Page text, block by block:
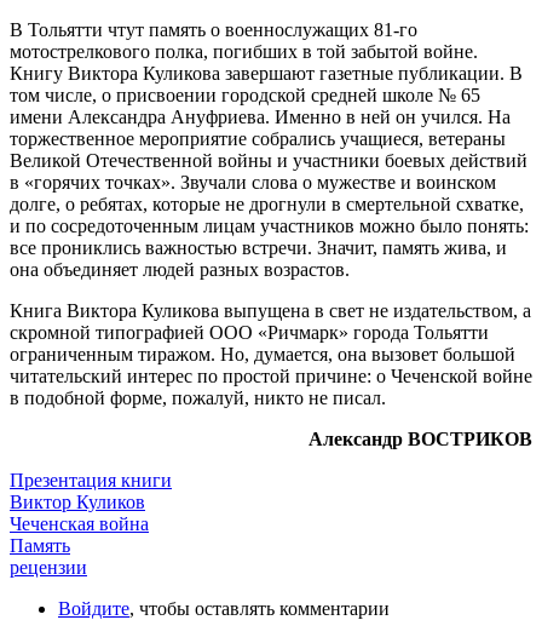
В Тольятти чтут память о военнослужащих 81-го
мотострелкового полка, погибших в той забытой войне.
Книгу Виктора Куликова завершают газетные публикации. В
том числе, о присвоении городской средней школе № 65
имени Александра Ануфриева. Именно в ней он учился. На
торжественное мероприятие собрались учащиеся, ветераны
Великой Отечественной войны и участники боевых действий
в «горячих точках». Звучали слова о мужестве и воинском
долге, о ребятах, которые не дрогнули в смертельной схватке,
и по сосредоточенным лицам участников можно было понять:
все прониклись важностью встречи. Значит, память жива, и
она объединяет людей разных возрастов.
Книга Виктора Куликова выпущена в свет не издательством, а
скромной типографией ООО «Ричмарк» города Тольятти
ограниченным тиражом. Но, думается, она вызовет большой
читательский интерес по простой причине: о Чеченской войне
в подобной форме, пожалуй, никто не писал.
Александр ВОСТРИКОВ
Презентация книги
Виктор Куликов
Чеченская война
Память
рецензии
Войдите, чтобы оставлять комментарии